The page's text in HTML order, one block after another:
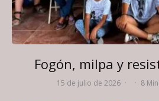
Fogón, milpa y
15 de julio de 2026 · · 8